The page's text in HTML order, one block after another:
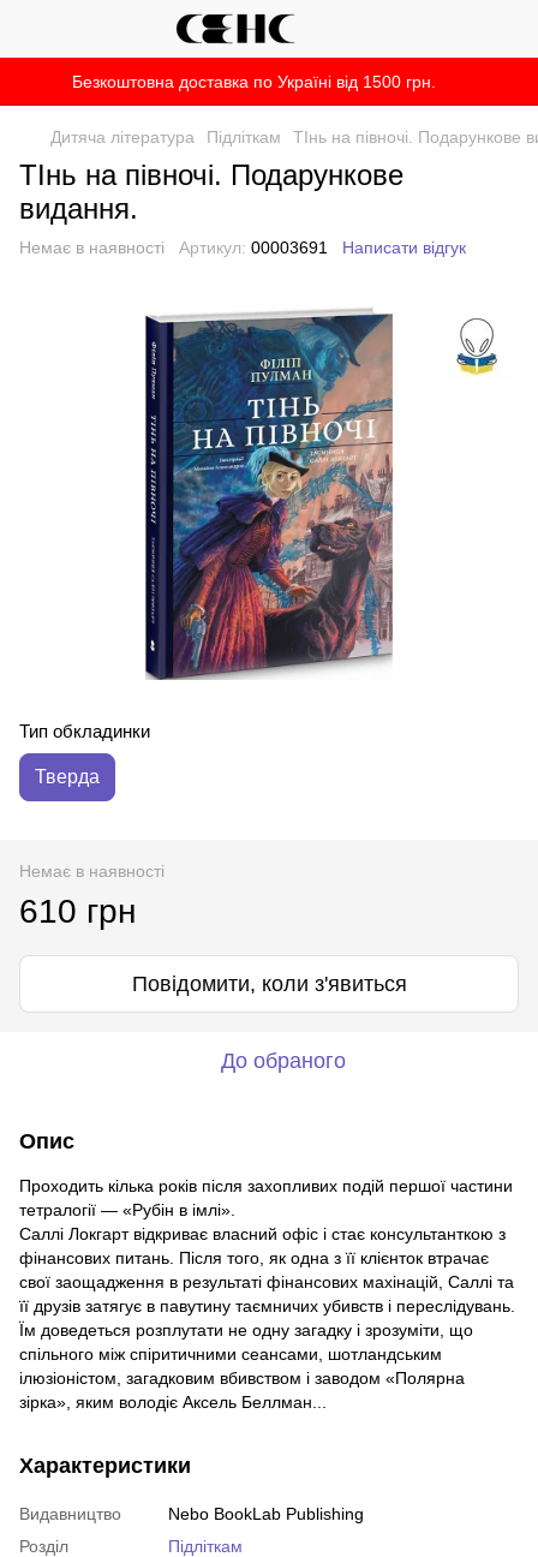
Безкоштовна доставка по Україні від 1500 грн.
Дитяча література Підліткам ТІнь на півночі. Подарункове
ТІнь на півночі. Подарункове
видання.
Немає в наявності Артикул: 00003691 Написати відгук
Тип обкладинки
Тверда
Немає в наявності
610 грн
Повідомити, коли з'явиться
До обраного
Опис
Проходить кілька років після захопливих подій першої частини
тетралогії — «Рубін в імлі».
Саллі Локгарт відкриває власний офіс і стає консультанткою з
фінансових питань. Після того, як одна з її клієнток втрачає
свої заощадження в результаті фінансових махінацій, Саллі та
її друзів затягує в павутину таємничих убивств і переслідувань.
Їм доведеться розплутати не одну загадку і зрозуміти, що
спільного між спіритичними сеансами, шотландським
ілюзіоністом, загадковим вбивством і заводом «Полярна
зірка», яким володіє Аксель Беллман...
Характеристики
Видавництво
Nebo BookLab Publishing
Розділ
Підліткам